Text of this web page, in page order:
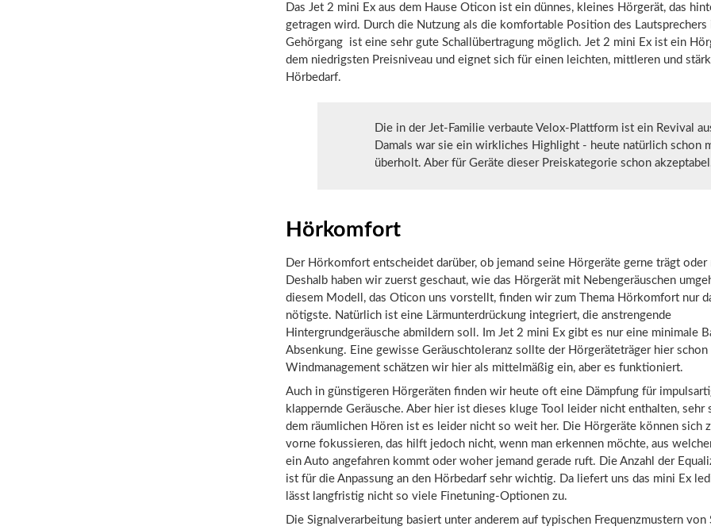
Das Jet 2 mini Ex aus dem Hause Oticon ist ein dünnes, kleines Hörgerät, das
getragen wird. Durch die Nutzung als die komfortable Position des Lautsprechers
Gehörgang ist eine sehr gute Schallübertragung möglich. Jet 2 mini Ex ist ein
dem niedrigsten Preisniveau und eignet sich für einen leichten, mittleren und
Hörbedarf.
Die in der Jet-Familie verbaute Velox-Plattform ist ein Revival
Damals war sie ein wirkliches Highlight - heute natürlich schon
überholt. Aber für Geräte dieser Preiskategorie schon
Hörkomfort
Der Hörkomfort entscheidet darüber, ob jemand seine Hörgeräte gerne trägt oder
Deshalb haben wir zuerst geschaut, wie das Hörgerät mit Nebengeräuschen
diesem Modell, das Oticon uns vorstellt, finden wir zum Thema Hörkomfort nur
nötigste. Natürlich ist eine Lärmunterdrückung integriert, die anstrengende
Hintergrundgeräusche abmildern soll. Im Jet 2 mini Ex gibt es nur eine minimale
Absenkung. Eine gewisse Geräuschtoleranz sollte der Hörgeräteträger hier schon
Windmanagement schätzen wir hier als mittelmäßig ein, aber es funktioniert.
Auch in günstigeren Hörgeräten finden wir heute oft eine Dämpfung für
klappernde Geräusche. Aber hier ist dieses kluge Tool leider nicht enthalten, sehr
dem räumlichen Hören ist es leider nicht so weit her. Die Hörgeräte können sich
vorne fokussieren, das hilft jedoch nicht, wenn man erkennen möchte, aus
ein Auto angefahren kommt oder woher jemand gerade ruft. Die Anzahl der
ist für die Anpassung an den Hörbedarf sehr wichtig. Da liefert uns das mini Ex
lässt langfristig nicht so viele Finetuning-Optionen zu.
Die Signalverarbeitung basiert unter anderem auf typischen Frequenzmustern von